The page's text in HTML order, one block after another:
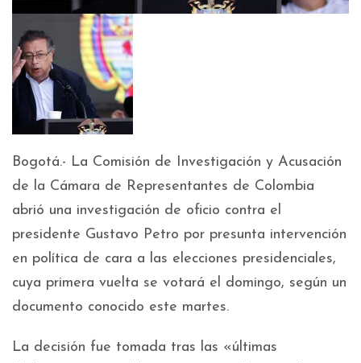
Bogotá.- La Comisión de Investigación y Acusación
de la Cámara de Representantes de Colombia
abrió una investigación de oficio contra el
presidente Gustavo Petro por presunta intervención
en política de cara a las elecciones presidenciales,
cuya primera vuelta se votará el domingo, según un
documento conocido este martes.
La decisión fue tomada tras las «últimas